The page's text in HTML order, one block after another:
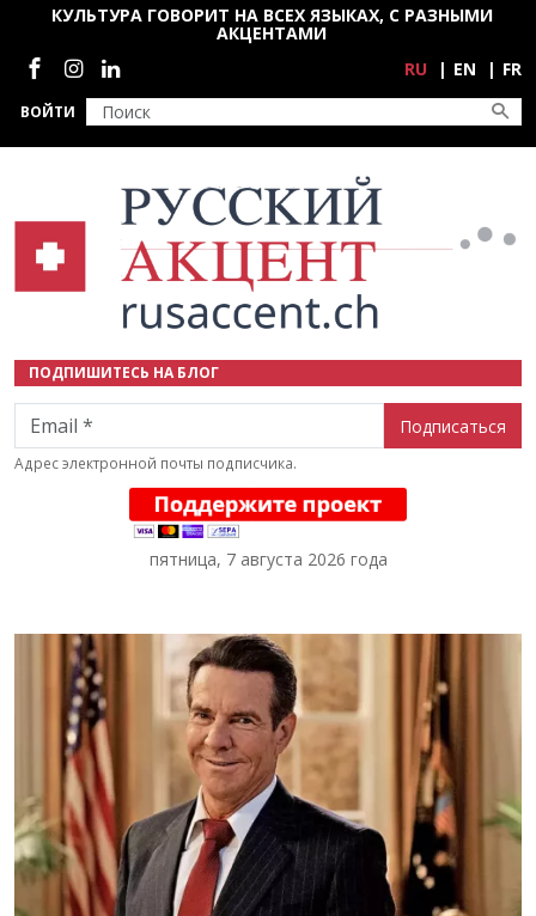
Перейти к основному содержанию
ВОЙТИ
КУЛЬТУРА ГОВОРИТ НА ВСЕХ ЯЗЫКАХ, С РАЗНЫМИ
АКЦЕНТАМИ
Социальные сети
RU EN FR
ПОДПИШИТЕСЬ НА БЛОГ
Email
Адрес электронной почты подписчика.
пятница, 7 августа 2026 года